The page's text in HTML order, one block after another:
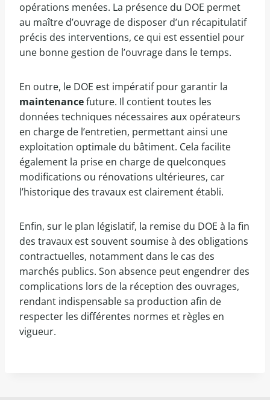
opérations menées. La présence du DOE permet
au maître d’ouvrage de disposer d’un récapitulatif
précis des interventions, ce qui est essentiel pour
une bonne gestion de l’ouvrage dans le temps.
En outre, le DOE est impératif pour garantir la
maintenancefuture. Il contient toutes les
données techniques nécessaires aux opérateurs
en charge de l’entretien, permettant ainsi une
exploitation optimale du bâtiment. Cela facilite
également la prise en charge de quelconques
modifications ou rénovations ultérieures, car
l’historique des travaux est clairement établi.
Enfin, sur le plan législatif, la remise du DOE à la fin
des travaux est souvent soumise à des obligations
contractuelles, notamment dans le cas des
marchés publics. Son absence peut engendrer des
complications lors de la réception des ouvrages,
rendant indispensable sa production afin de
respecter les différentes normes et règles en
vigueur.